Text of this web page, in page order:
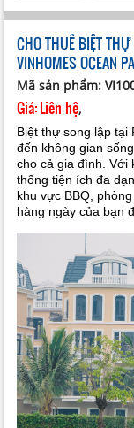
CHO THUÊ BIỆT
VINHOMES OCEAN
Mã sản phẩm:
Giá:Liên hệ,
Biệt thự song lập tại
đến không gian
cho cả gia đình. Với
thống tiện ích đa
khu vực BBQ,
hàng ngày của bạn